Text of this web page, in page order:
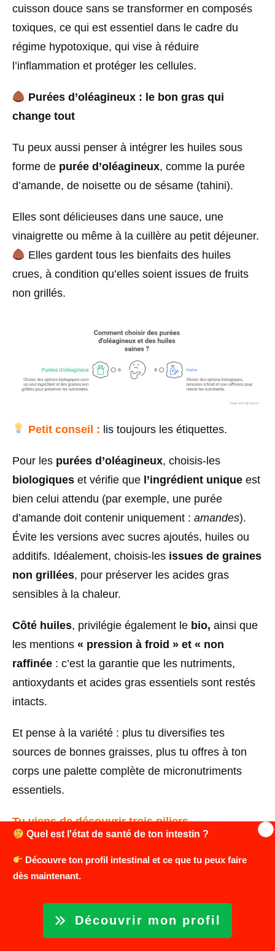
cuisson douce sans se transformer en composés
toxiques, ce qui est essentiel dans le cadre du
régime hypotoxique, qui vise à réduire
l’inflammation et protéger les cellules.
Purées d’oléagineux : le bon gras qui
change tout
Tu peux aussi penser à intégrer les huiles sous
forme de purée d’oléagineux, comme la purée
d’amande, de noisette ou de sésame (tahini).
Elles sont délicieuses dans une sauce, une
vinaigrette ou même à la cuillère au petit déjeuner.
Elles gardent tous les bienfaits des huiles
crues, à condition qu’elles soient issues de fruits
non grillés.
Petit conseil : lis toujours les étiquettes.
Pour les purées d’oléagineux, choisis-les
biologiques et vérifie que l’ingrédient unique est
bien celui attendu (par exemple, une purée
d’amande doit contenir uniquement : amandes).
Évite les versions avec sucres ajoutés, huiles ou
additifs. Idéalement, choisis-les issues de graines
non grillées, pour préserver les acides gras
sensibles à la chaleur.
Côté huiles, privilégie également le bio, ainsi que
les mentions « pression à froid » et « non
raffinée : c’est la garantie que les nutriments,
antioxydants et acides gras essentiels sont restés
intacts.
Et pense à la variété : plus tu diversifies tes
sources de bonnes graisses, plus tu offres à ton
corps une palette complète de micronutriments
essentiels.
Tu viens de découvrir trois piliers
fondamentaux du régime hypotoxique :
les produits laitiers, dire adieu aux céréales
modernes, et privilégier une cuisson douce.
Ce ne sont que les premières étapes, mais elles
suffisent déjà à amorcer une transformation
Quel est l'état de santé de ton intestin ?
Découvre ton profil intestinal et ce que tu peux faire
dès maintenant.
Découvrir mon profil